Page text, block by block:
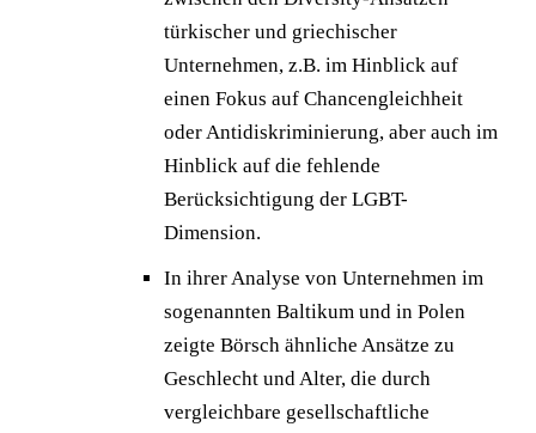
türkischer und griechischer
Unternehmen, z.B. im Hinblick auf
einen Fokus auf Chancengleichheit
oder Antidiskriminierung, aber auch im
Hinblick auf die fehlende
Berücksichtigung der LGBT-
Dimension.
In ihrer Analyse von Unternehmen im
sogenannten Baltikum und in Polen
zeigte Börsch ähnliche Ansätze zu
Geschlecht und Alter, die durch
vergleichbare gesellschaftliche